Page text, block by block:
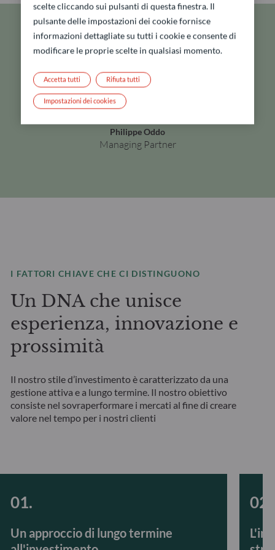
Con l'obiettivo di creare un
mondo in cui ogni giorno
offre nuove opportunità.
Philippe Oddo
Managing Partner
I FATTORI CHIAVE CHE CI DISTINGUONO
Un DNA che unisce
esperienza, innovazione e
prossimità
Il nostro stile d’investimento è caratterizzato da una
gestione attiva e a lungo termine. Il nostro obiettivo
consiste nel sovraperformare i mercati al fine di creare
valore nel tempo per i nostri clienti
Un approccio di lungo termine
scelte cliccando sui pulsanti di questa finestra. Il
pulsante delle impostazioni dei cookie fornisce
informazioni dettagliate su tutti i cookie e consente di
modificare le proprie scelte in qualsiasi momento.
Rifiuta tutti
Accetta tutti
Impostazioni dei cookies